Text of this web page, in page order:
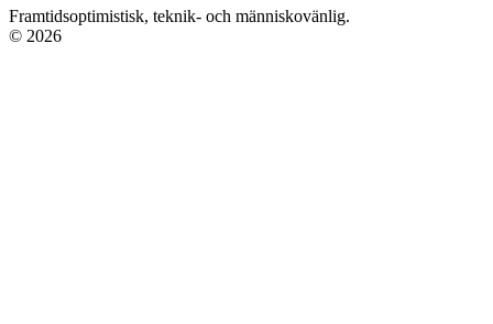
Framtidsoptimistisk, teknik- och människovänlig.
© 2026